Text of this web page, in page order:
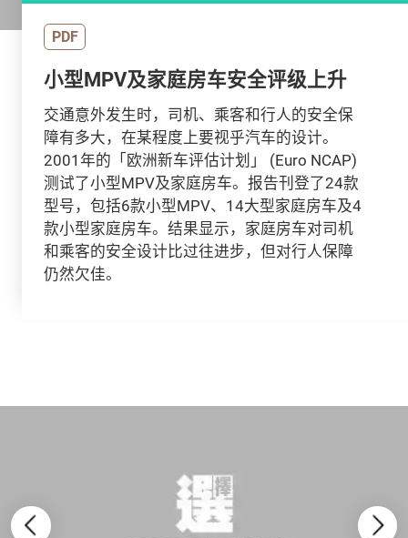
PDF
小型MPV及家庭房车安全评级上升
交通意外发生时，司机、乘客和行人的安全保
障有多大，在某程度上要视乎汽车的设计。
2001年的「欧洲新车评估计划」 (Euro NCAP)
测试了小型MPV及家庭房车。报告刊登了24款
型号，包括6款小型MPV、14大型家庭房车及4
款小型家庭房车。结果显示，家庭房车对司机
和乘客的安全设计比过往进步，但对行人保障
仍然欠佳。